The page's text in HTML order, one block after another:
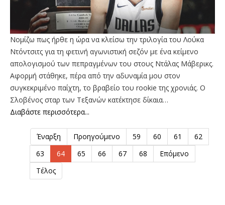
Νομίζω πως ήρθε η ώρα να κλείσω την τριλογία του Λούκα
Ντόντσιτς για τη φετινή αγωνιστική σεζόν με ένα κείμενο
απολογισμού των πεπραγμένων του στους Ντάλας Μάβερικς.
Αφορμή στάθηκε, πέρα από την αδυναμία μου στον
συγκεκριμένο παίχτη, το βραβείο του rookie της χρονιάς. Ο
Σλοβένος σταρ των Τεξανών κατέκτησε δίκαια…
Διαβάστε περισσότερα...
Έναρξη Προηγούμενο 59 60 61
62
63
64 65 66 67 68
Επόμενο
Τέλος